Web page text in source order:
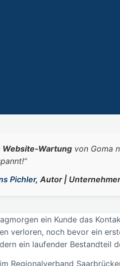
Website‑Wartung von Goma
Pichler, Autor |
ein Kunde das
verloren, noch bevor ein
ein laufender Bestandteil
Regionalverband